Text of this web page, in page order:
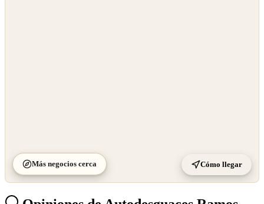
Más negocios cerca Cómo llegar